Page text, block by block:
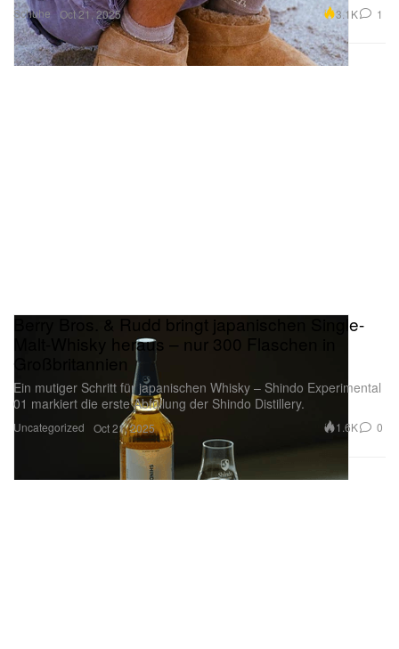
Schuhe Oct 21, 2025 3.1K 1
Uncategorized
Berry Bros. & Rudd bringt japanischen Single-
Malt-Whisky heraus – nur 300 Flaschen in
Großbritannien
Ein mutiger Schritt für japanischen Whisky – Shindo Experimental
01 markiert die erste Abfüllung der Shindo Distillery.
Oct 21, 2025 1.6K 0